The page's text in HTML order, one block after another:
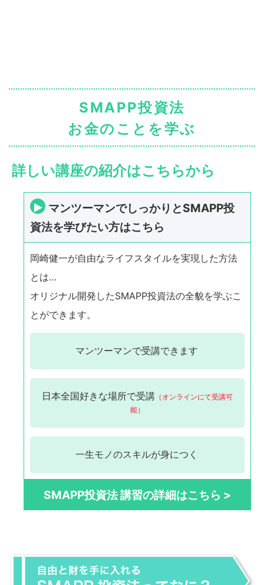
SMAPP投資法
お金のことを学ぶ
詳しい講座の紹介はこちらから
マンツーマンでしっかりとSMAPP投
資法を学びたい方はこちら
岡崎健一が自由なライフスタイルを実現した方法
とは…
オリジナル開発したSMAPP投資法の全貌を学ぶこ
とができます。
マンツーマンで受講できます
日本全国好きな場所で受講 （オンラインにて受講可
能）
一生モノのスキルが身につく
SMAPP投資法 講習の詳細はこちら >